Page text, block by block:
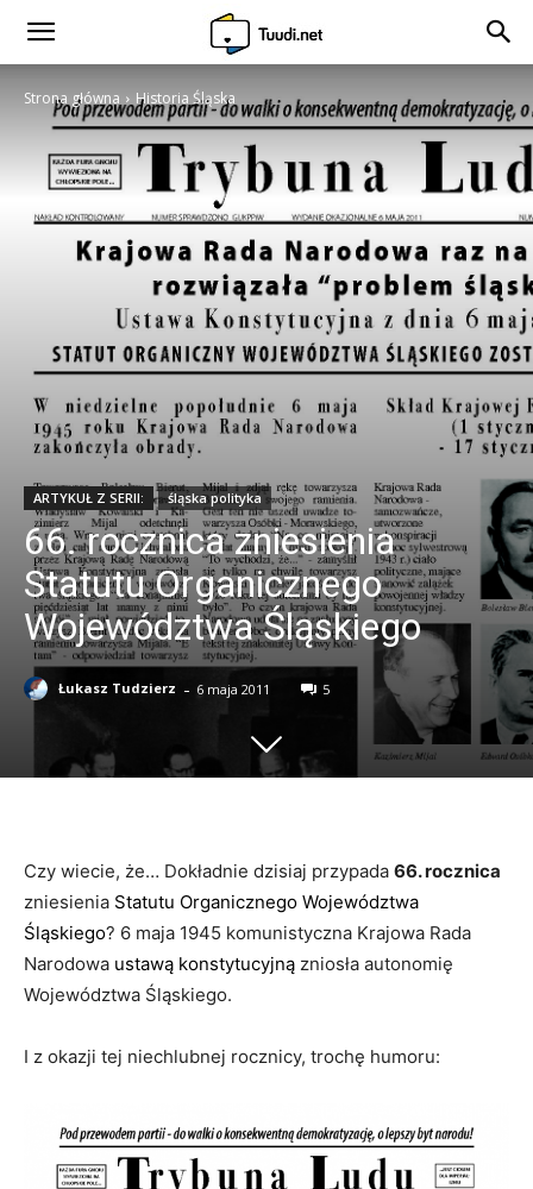
Strona główna Historia Śląska
ARTYKUŁ Z SERII: śląska polityka
66. rocznica zniesienia
Statutu Organicznego
Województwa Śląskiego
Łukasz Tudzierz - 6 maja 2011 5
Czy wiecie, że… Dokładnie dzisiaj przypada 66. rocznica
zniesienia Statutu Organicznego Województwa
Śląskiego? 6 maja 1945 komunistyczna Krajowa Rada
Narodowa ustawą konstytucyjną zniosła autonomię
Województwa Śląskiego.
I z okazji tej niechlubnej rocznicy, trochę humoru: